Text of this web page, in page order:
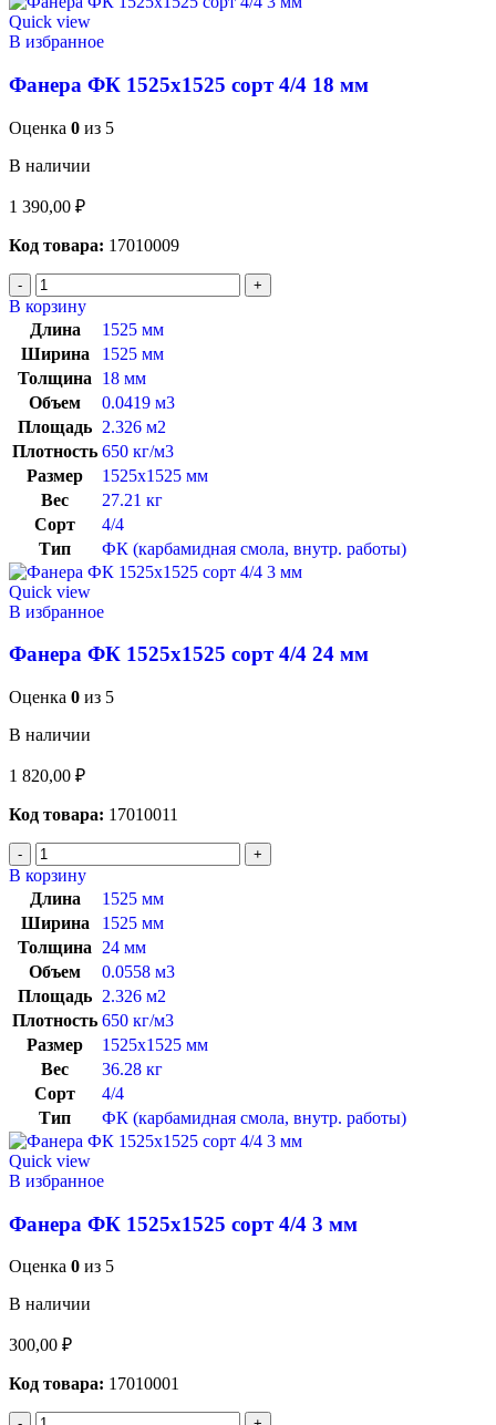
Quick view
В избранное
Фанера ФК 1525х1525 сорт 4/4 18 мм
Оценка 0 из 5
В наличии
1 390,00 ₽
Код товара: 17010009
В корзину
Длина
1525 мм
Ширина
1525 мм
Толщина
18 мм
Объем
0.0419 м3
Площадь 2.326 м2
Плотность 650 кг/м3
Размер
1525х1525 мм
Вес
27.21 кг
Сорт
4/4
Тип
ФК (карбамидная смола, внутр. работы)
Quick view
В избранное
Фанера ФК 1525х1525 сорт 4/4 24 мм
Оценка 0 из 5
В наличии
1 820,00 ₽
Код товара: 17010011
В корзину
Длина
1525 мм
Ширина
1525 мм
Толщина
24 мм
Объем
0.0558 м3
Площадь 2.326 м2
Плотность 650 кг/м3
Размер
1525х1525 мм
Вес
36.28 кг
Сорт
4/4
Тип
ФК (карбамидная смола, внутр. работы)
Quick view
В избранное
Фанера ФК 1525х1525 сорт 4/4 3 мм
Оценка 0 из 5
В наличии
300,00 ₽
Код товара: 17010001